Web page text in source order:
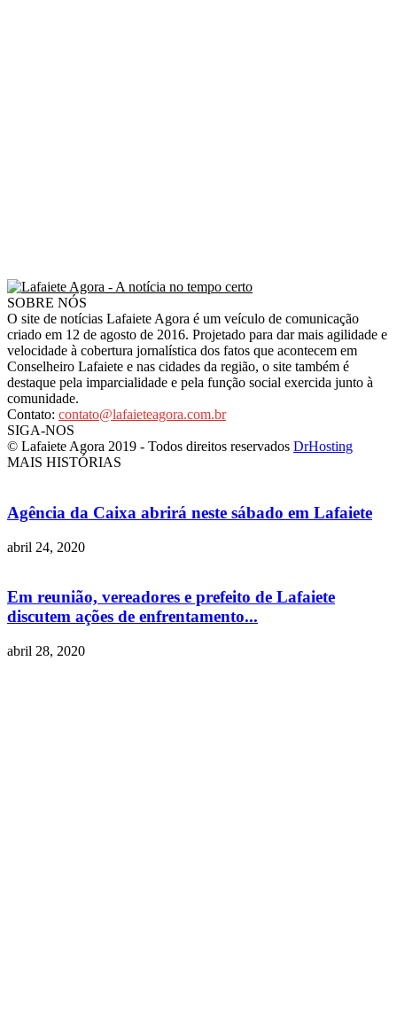
SOBRE NÓS
O site de notícias Lafaiete Agora é um veículo de comunicação
criado em 12 de agosto de 2016. Projetado para dar mais agilidade e
velocidade à cobertura jornalística dos fatos que acontecem em
Conselheiro Lafaiete e nas cidades da região, o site também é
destaque pela imparcialidade e pela função social exercida junto à
comunidade.
Contato: contato@lafaieteagora.com.br
SIGA-NOS
© Lafaiete Agora 2019 - Todos direitos reservados DrHosting
MAIS HISTÓRIAS
Agência da Caixa abrirá neste sábado em Lafaiete
abril 24, 2020
Em reunião, vereadores e prefeito de Lafaiete
discutem ações de enfrentamento...
abril 28, 2020